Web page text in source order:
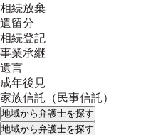
相続放棄
遺留分
相続登記
事業承継
遺言
成年後見
家族信託（民事信託）
地域から弁護士を探す
地域から弁護士を探す